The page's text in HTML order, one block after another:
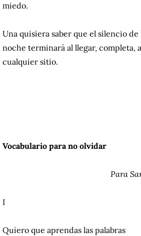
miedo.
Una quisiera saber que el silencio de
noche terminará al llegar, completa, a
cualquier sitio.
Vocabulario para no olvidar
Para
I
Quiero que aprendas las palabras